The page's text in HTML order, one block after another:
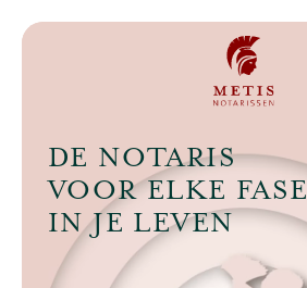
DE NOTARIS
VOOR ELKE FASE
IN JE LEVEN